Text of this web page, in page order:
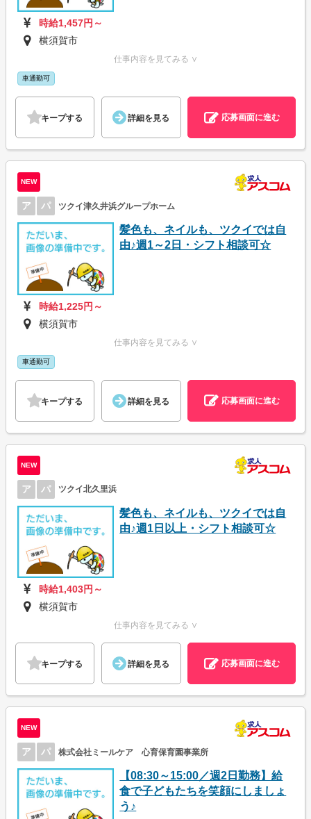
時給1,457円～
横須賀市
仕事内容を見てみる ∨
車通勤可
キープする 詳細を見る 応募画面に進む
NEW
ア パ ツクイ津久井浜グループホーム
髪色も、ネイルも、ツクイでは自
由♪週1～2日・シフト相談可☆
時給1,225円～
横須賀市
仕事内容を見てみる ∨
車通勤可
キープする 詳細を見る 応募画面に進む
NEW
ア パ ツクイ北久里浜
髪色も、ネイルも、ツクイでは自
由♪週1日以上・シフト相談可☆
時給1,403円～
横須賀市
仕事内容を見てみる ∨
キープする 詳細を見る 応募画面に進む
NEW
ア パ 株式会社ミールケア 心育保育園事業所
【08:30～15:00／週2日勤務】給
食で子どもたちを笑顔にしましょ
う♪